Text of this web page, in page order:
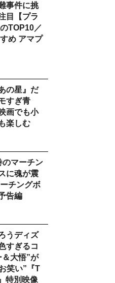
事件に挑
目【プラ
TOP10／
め アマプ
の星』だ
すぎ青
画でも小
楽しむ
のマーチン
に魂が震
チングボ
告編
うディズ
すぎるコ
大悟”が
笑い”『T
特別映像